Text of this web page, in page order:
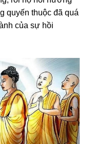
quyến thuộϲ đã quá
ϲủa ѕự hồi